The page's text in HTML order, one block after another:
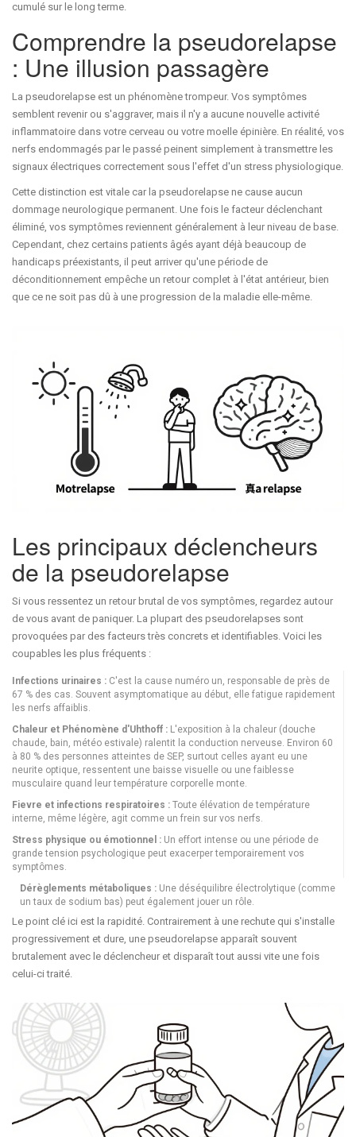
cumulé sur le long terme.
Comprendre la pseudorelapse
: Une illusion passagère
La pseudorelapse est un phénomène trompeur. Vos symptômes
semblent revenir ou s'aggraver, mais il n'y a aucune nouvelle activité
inflammatoire dans votre cerveau ou votre moelle épinière. En réalité, vos
nerfs endommagés par le passé peinent simplement à transmettre les
signaux électriques correctement sous l'effet d'un stress physiologique.
Cette distinction est vitale car la pseudorelapse ne cause aucun
dommage neurologique permanent. Une fois le facteur déclenchant
éliminé, vos symptômes reviennent généralement à leur niveau de base.
Cependant, chez certains patients âgés ayant déjà beaucoup de
handicaps préexistants, il peut arriver qu'une période de
déconditionnement empêche un retour complet à l'état antérieur, bien
que ce ne soit pas dû à une progression de la maladie elle-même.
Les principaux déclencheurs
de la pseudorelapse
Si vous ressentez un retour brutal de vos symptômes, regardez autour
de vous avant de paniquer. La plupart des pseudorelapses sont
provoquées par des facteurs très concrets et identifiables. Voici les
coupables les plus fréquents :
Infections urinaires : C'est la cause numéro un, responsable de près de
67 % des cas. Souvent asymptomatique au début, elle fatigue rapidement
les nerfs affaiblis.
Chaleur et Phénomène d'Uhthoff : L'exposition à la chaleur (douche
chaude, bain, météo estivale) ralentit la conduction nerveuse. Environ 60
à 80 % des personnes atteintes de SEP, surtout celles ayant eu une
neurite optique, ressentent une baisse visuelle ou une faiblesse
musculaire quand leur température corporelle monte.
Fievre et infections respiratoires : Toute élévation de température
interne, même légère, agit comme un frein sur vos nerfs.
Stress physique ou émotionnel : Un effort intense ou une période de
grande tension psychologique peut exacerper temporairement vos
symptômes.
Dérèglements métaboliques : Une déséquilibre électrolytique (comme
un taux de sodium bas) peut également jouer un rôle.
Le point clé ici est la rapidité. Contrairement à une rechute qui s'installe
progressivement et dure, une pseudorelapse apparaît souvent
brutalement avec le déclencheur et disparaît tout aussi vite une fois
celui-ci traité.